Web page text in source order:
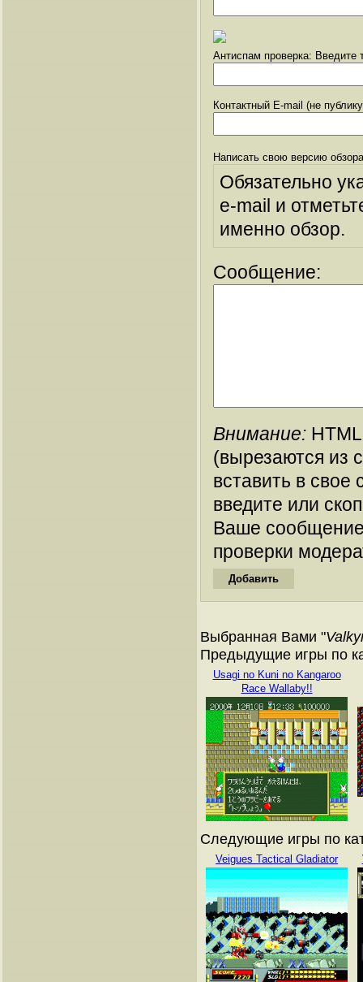
Антиспам проверка: Введите
Контактный E-mail (не
Написать свою версию
Обязательно
e-mail и
именно обзор.
Сообщение:
Внимание:
(вырезаются из
вставить в
введите или
Ваше
проверки
Выбранная Вами "
Предыдущие игры по
Usagi no Kuni no Kangaroo
Race Wallaby!!
Следующие игры по
Veigues Tactical Gladiator